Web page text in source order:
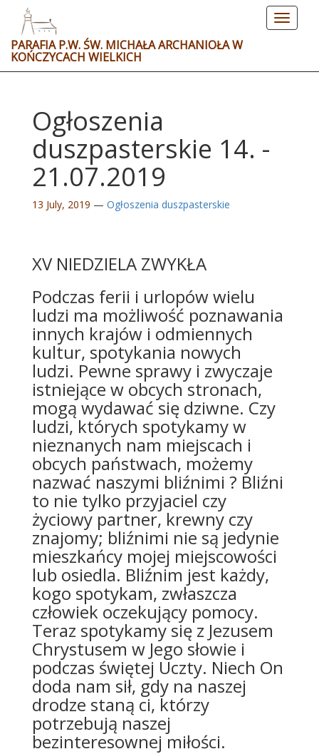
Toggle
PARAFIA P.W. ŚW. MICHAŁA ARCHANIOŁA W
KOŃCZYCACH WIELKICH
Ogłoszenia
duszpasterskie 14. -
21.07.2019
13 July, 2019 — Ogłoszenia duszpasterskie
XV NIEDZIELA ZWYKŁA
Podczas ferii i urlopów wielu
ludzi ma możliwość poznawania
innych krajów i odmiennych
kultur, spotykania nowych
ludzi. Pewne sprawy i zwyczaje
istniejące w obcych stronach,
mogą wydawać się dziwne. Czy
ludzi, których spotykamy w
nieznanych nam miejscach i
obcych państwach, możemy
nazwać naszymi bliźnimi ? Bliźni
to nie tylko przyjaciel czy
życiowy partner, krewny czy
znajomy; bliźnimi nie są jedynie
mieszkańcy mojej miejscowości
lub osiedla. Bliźnim jest każdy,
kogo spotykam, zwłaszcza
człowiek oczekujący pomocy.
Teraz spotykamy się z Jezusem
Chrystusem w Jego słowie i
podczas świętej Uczty. Niech On
doda nam sił, gdy na naszej
drodze staną ci, którzy
potrzebują naszej
bezinteresownej miłości.